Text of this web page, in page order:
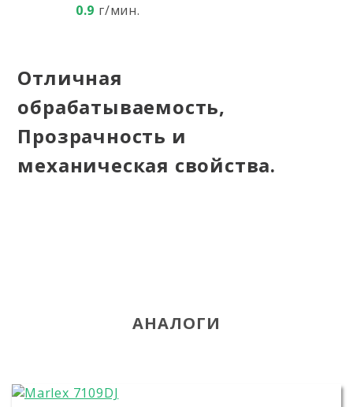
0.9 г/мин.
Отличная
обрабатываемость,
Прозрачность и
механическая свойства.
АНАЛОГИ